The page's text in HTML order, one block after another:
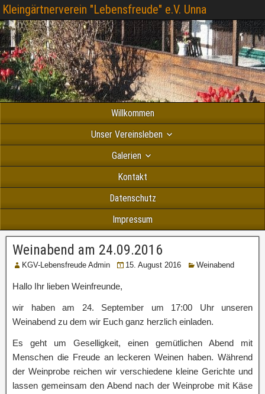
Kleingärtnerverein "Lebensfreude" e.V. Unna
Willkommen
Unser Vereinsleben
Galerien
Kontakt
Datenschutz
Impressum
Weinabend am 24.09.2016
KGV-Lebensfreude Admin 15. August 2016 Weinabend
Hallo Ihr lieben Weinfreunde,
wir haben am 24. September um 17:00 Uhr unseren
Weinabend zu dem wir Euch ganz herzlich einladen.
Es geht um Geselligkeit, einen gemütlichen Abend mit
Menschen die Freude an leckeren Weinen haben. Während
der Weinprobe reichen wir verschiedene kleine Gerichte und
lassen gemeinsam den Abend nach der Weinprobe mit Käse